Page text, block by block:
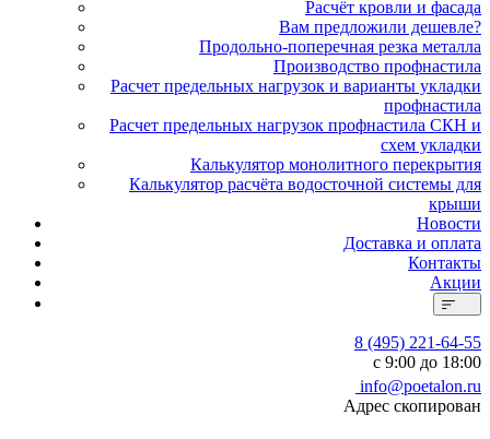
Расчёт кровли и фасада
Вам предложили дешевле?
Продольно-поперечная резка металла
Производство профнастила
Расчет предельных нагрузок и варианты укладки
профнастила
Расчет предельных нагрузок профнастила СКН и
схем укладки
Калькулятор монолитного перекрытия
Калькулятор расчёта водосточной системы для
крыши
Новости
Доставка и оплата
Контакты
Акции
8 (495) 221-64-55
с 9:00 до 18:00
info@poetalon.ru
Адрес скопирован